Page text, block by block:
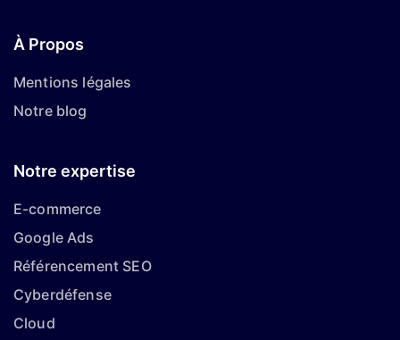
À Propos
Mentions légales
Notre blog
Notre expertise
E-commerce
Google Ads
Référencement SEO
Cyberdéfense
Cloud